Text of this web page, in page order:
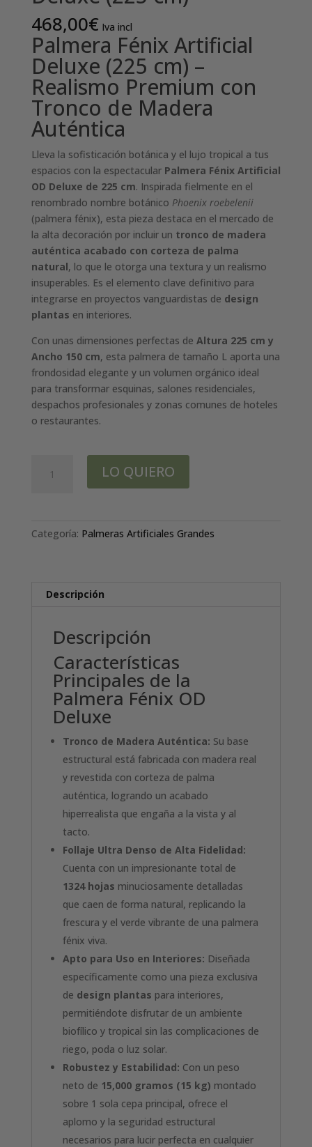
468,00€ Iva incl
Palmera Fénix Artificial
Deluxe (225 cm) –
Realismo Premium con
Tronco de Madera
Auténtica
Lleva la sofisticación botánica y el lujo tropical a tus
espacios con la espectacular Palmera Fénix Artificial
OD Deluxe de 225 cm. Inspirada fielmente en el
renombrado nombre botánico Phoenix roebelenii
(palmera fénix), esta pieza destaca en el mercado de
la alta decoración por incluir un tronco de madera
auténtica acabado con corteza de palma
natural, lo que le otorga una textura y un realismo
insuperables. Es el elemento clave definitivo para
integrarse en proyectos vanguardistas de design
plantas en interiores.
Con unas dimensiones perfectas de Altura 225 cm y
Ancho 150 cm, esta palmera de tamaño L aporta una
frondosidad elegante y un volumen orgánico ideal
para transformar esquinas, salones residenciales,
despachos profesionales y zonas comunes de hoteles
o restaurantes.
Fénix
LO QUIERO
Categoría: Palmeras Artificiales Grandes
Descripción
Descripción
Características
Principales de la
Palmera Fénix OD
Deluxe
Tronco de Madera Auténtica: Su base
estructural está fabricada con madera real
y revestida con corteza de palma
auténtica, logrando un acabado
hiperrealista que engaña a la vista y al
tacto.
Follaje Ultra Denso de Alta Fidelidad:
Cuenta con un impresionante total de
1324 hojas minuciosamente detalladas
que caen de forma natural, replicando la
frescura y el verde vibrante de una palmera
fénix viva.
Apto para Uso en Interiores: Diseñada
específicamente como una pieza exclusiva
de design plantas para interiores,
permitiéndote disfrutar de un ambiente
biofílico y tropical sin las complicaciones de
riego, poda o luz solar.
Robustez y Estabilidad: Con un peso
neto de 15,000 gramos (15 kg) montado
sobre 1 sola cepa principal, ofrece el
aplomo y la seguridad estructural
necesarios para lucir perfecta en cualquier